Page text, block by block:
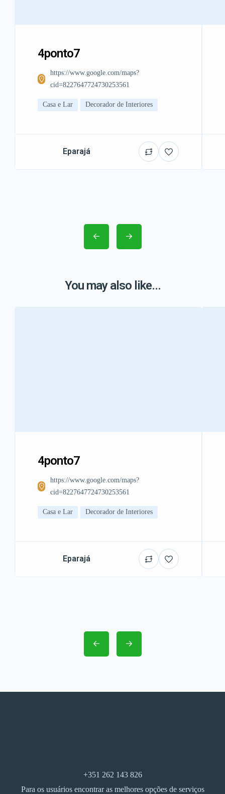
4ponto7
https://www.google.com/maps?
cid=8227647724730253561
Casa e Lar Decorador de Interiores
Eparajá
You may also like...
4ponto7
https://www.google.com/maps?
cid=8227647724730253561
Casa e Lar Decorador de Interiores
Eparajá
+351 262 143 826
Para os usuários encontrar as melhores opções de serviços